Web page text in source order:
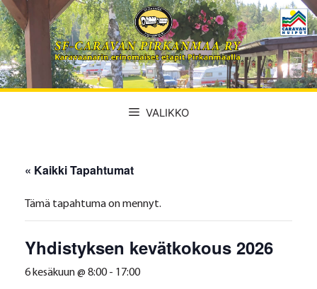
Siirry
sisältöön
VALIKKO
« Kaikki Tapahtumat
Tämä tapahtuma on mennyt.
Yhdistyksen kevätkokous 2026
6 kesäkuun @ 8:00- 17:00